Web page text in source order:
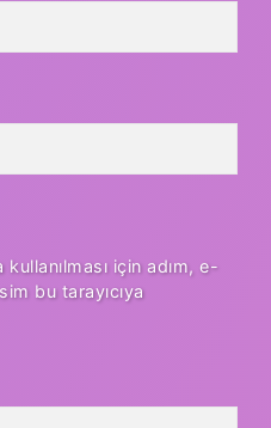
için adım, e-
bu tarayıcıya